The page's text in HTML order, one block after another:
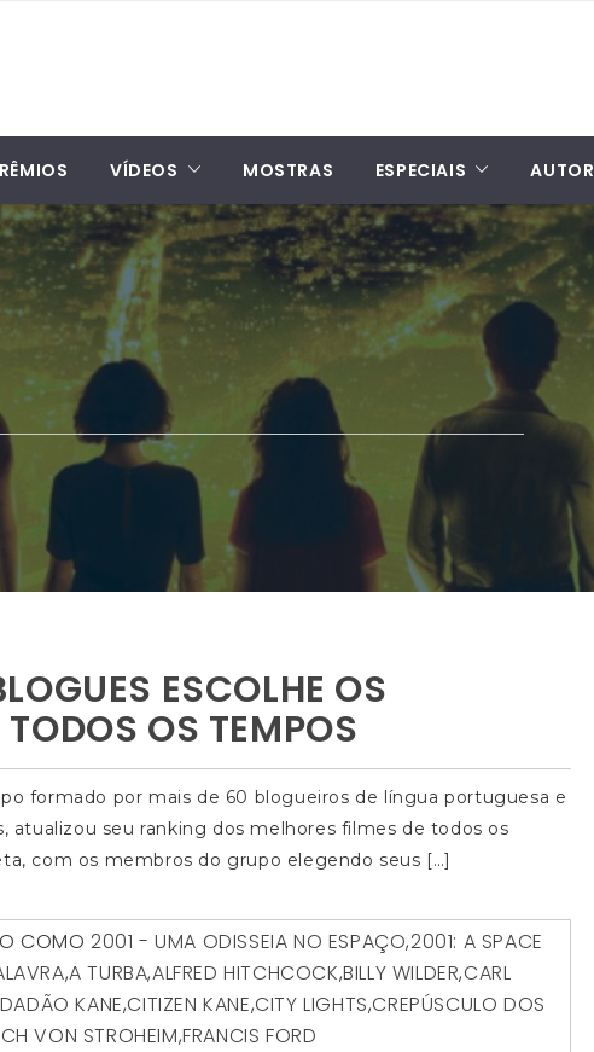
VÍDEOS MOSTRAS ESPECIAIS AUTOR
ESCOLHE OS
OS TEMPOS
formado por mais de 60 blogueiros de língua portuguesa e
atualizou seu ranking dos melhores filmes de todos os
com os membros do grupo elegendo seus […]
COMO2001 - UMA ODISSEIA NO ESPAÇO,2001: A SPACE
,A TURBA,ALFRED HITCHCOCK,BILLY WILDER,CARL
KANE,CITIZEN KANE,CITY LIGHTS,CREPÚSCULO DOS
VON STROHEIM,FRANCIS FORD